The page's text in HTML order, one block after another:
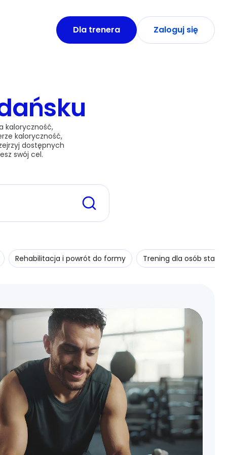
Dla trenera Zaloguj się
kaloryczność,
kaloryczność,
dostępnych
swój cel.
Rehabilitacja i powrót do formy Trening dla osób